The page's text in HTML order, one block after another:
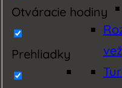
Otváracie hodiny
Prehliadky